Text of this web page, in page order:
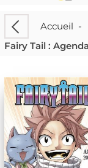
Accueil -